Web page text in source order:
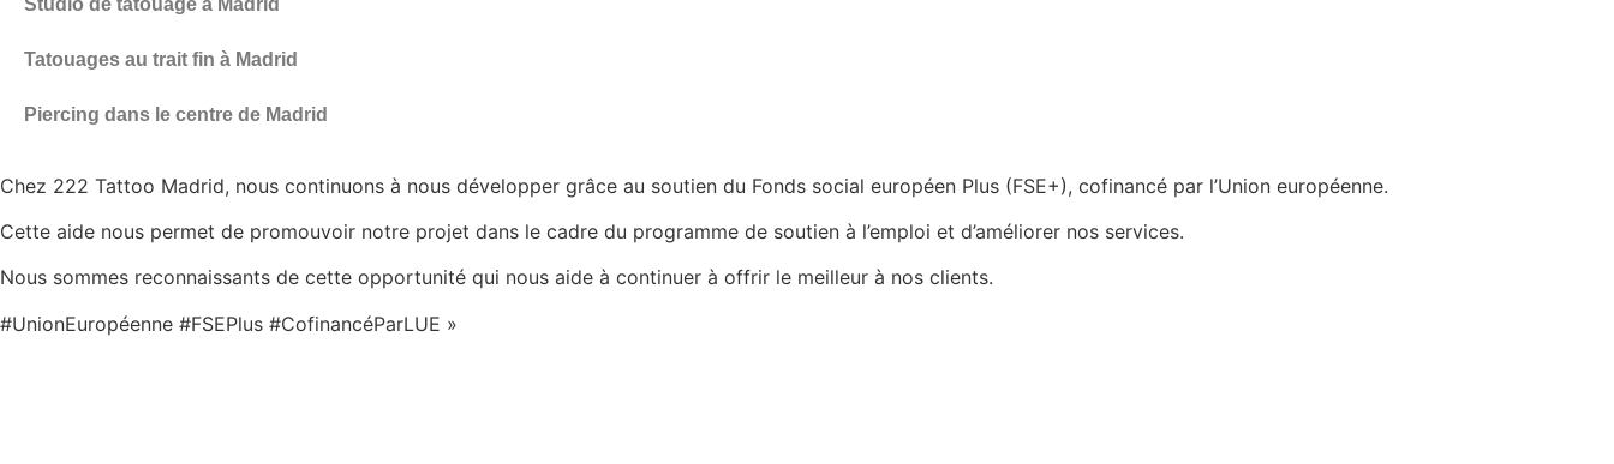
Tatouages au trait fin à Madrid
Piercing dans le centre de Madrid
Chez 222 Tattoo Madrid, nous continuons à nous développer grâce au soutien du Fonds social européen Plus (FSE+), cofinancé par l’Union européenne.
Cette aide nous permet de promouvoir notre projet dans le cadre du programme de soutien à l’emploi et d’améliorer nos services.
Nous sommes reconnaissants de cette opportunité qui nous aide à continuer à offrir le meilleur à nos clients.
#UnionEuropéenne #FSEPlus #CofinancéParLUE »